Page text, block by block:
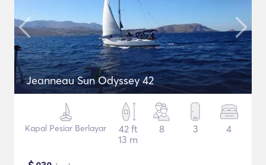
Jeanneau Sun Odyssey 42
Kapal Pesiar Berlayar
42 ft
13 m
8 3 4